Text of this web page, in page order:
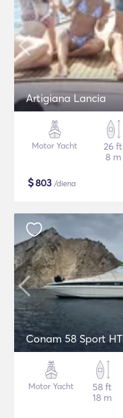
Artigiana Lancia
Motor Yacht
26 ft
8 m
$803 /diena
Conam 58 Sport HT
Motor Yacht
58 ft
18 m